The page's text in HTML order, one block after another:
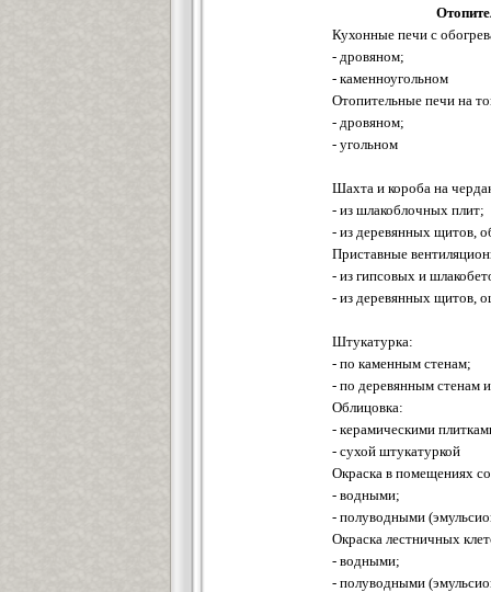
Кухонные печи с
- дровяном;
- каменноугольном
Отопительные печи на
- дровяном;
- угольном
Шахта и короба на
- из шлакоблочных плит;
- из деревянных щитов,
Приставные
- из гипсовых и
- из деревянных щитов,
Штукатурка:
- по каменным стенам;
- по деревянным стенам
Облицовка:
- керамическими
- сухой штукатуркой
Окраска в помещениях
- водными;
- полуводными
Окраска лестничных
- водными;
- полуводными